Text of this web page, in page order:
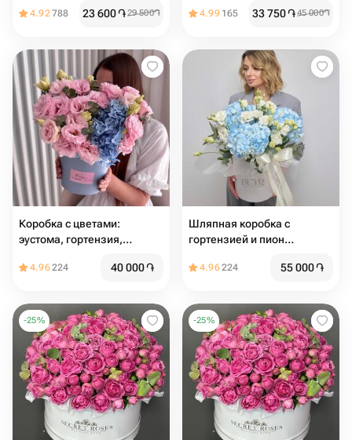
4.92788 23 600֏29 500֏ 4.99 165 33 750֏45 000֏
Коробка с цветами:
эустома, гортензия,
4.96224 40 000֏
Шляпная коробка с
гортензией и пион
4.96224 55 000֏
-25% -25%